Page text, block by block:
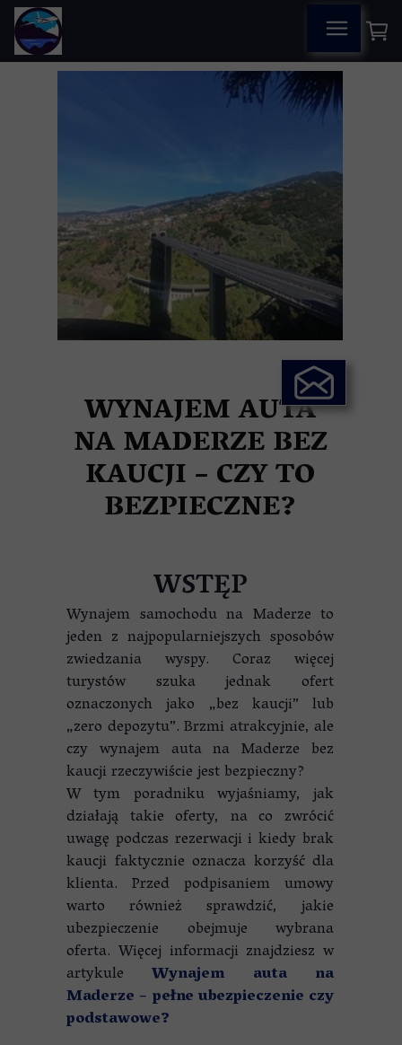
WYNAJEM AUTA
NA MADERZE BEZ
KAUCJI – CZY TO
BEZPIECZNE?
WSTĘP
Wynajem samochodu na Maderze to
jeden z najpopularniejszych sposobów
zwiedzania wyspy. Coraz więcej
turystów szuka jednak ofert
oznaczonych jako „bez kaucji” lub
„zero depozytu”. Brzmi atrakcyjnie, ale
czy wynajem auta na Maderze bez
kaucji rzeczywiście jest bezpieczny?
W tym poradniku wyjaśniamy, jak
działają takie oferty, na co zwrócić
uwagę podczas rezerwacji i kiedy brak
kaucji faktycznie oznacza korzyść dla
klienta. Przed podpisaniem umowy
warto również sprawdzić, jakie
ubezpieczenie obejmuje wybrana
oferta. Więcej informacji znajdziesz w
artykule Wynajem auta na
Maderze – pełne ubezpieczenie czy
podstawowe?